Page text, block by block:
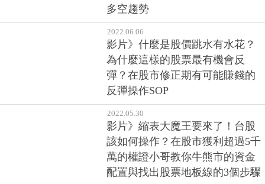
多空趨勢
2022.06.06
影片》什麼是股價跳水有水花？
為什麼這樣的股票最有機會反
彈？在股市修正期有可能賺錢的
反彈操作SOP
2022.05.30
影片》縮表大魔王要來了！台股
該如何操作？在股市獲利超過5千
萬的權證小哥教你牛熊市的資金
配置與找出股票地板線的3個步驟